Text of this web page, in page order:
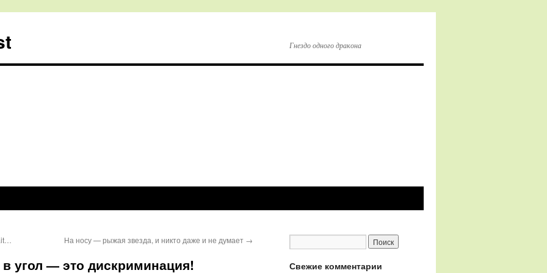
Гнездо одного дракона
На носу — рыжая звезда, и никто даже и не думает →
угол — это дискриминация! Свежие комментарии